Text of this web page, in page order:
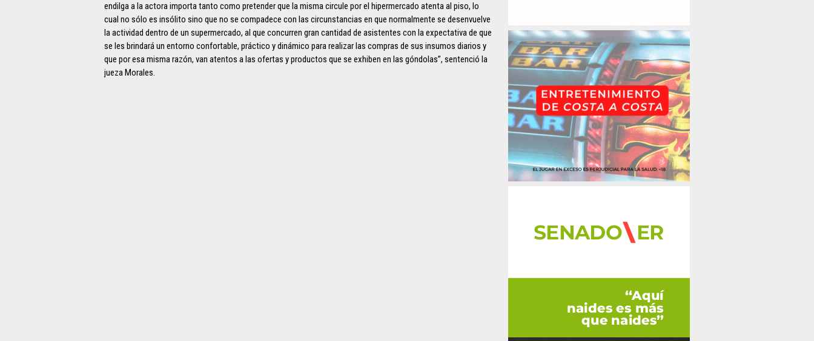
endilga a la actora importa tanto como pretender que la misma circule por el hipermercado atenta al piso, lo
cual no sólo es insólito sino que no se compadece con las circunstancias en que normalmente se desenvuelve
la actividad dentro de un supermercado, al que concurren gran cantidad de asistentes con la expectativa de que
se les brindará un entorno confortable, práctico y dinámico para realizar las compras de sus insumos diarios y
que por esa misma razón, van atentos a las ofertas y productos que se exhiben en las góndolas”, sentenció la
jueza Morales.